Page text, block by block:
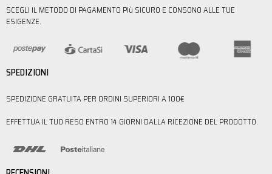
SCEGLI IL METODO DI PAGAMENTO PIù SICURO E CONSONO ALLE TUE
ESIGENZE.
SPEDIZIONI
SPEDIZIONE GRATUITA PER ORDINI SUPERIORI A 100€
EFFETTUA IL TUO RESO ENTRO 14 GIORNI DALLA RICEZIONE DEL PRODOTTO.